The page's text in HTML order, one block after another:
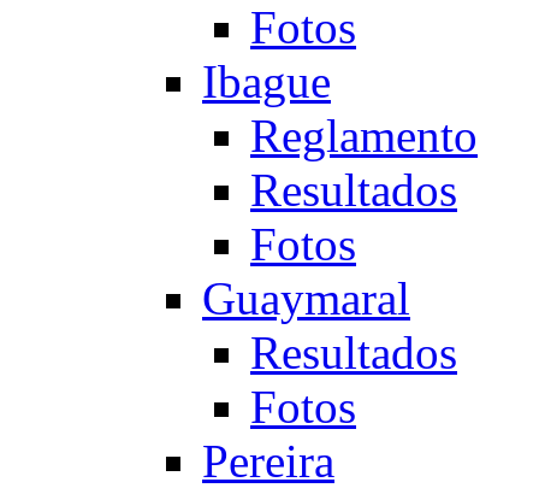
Fotos
Ibague
Reglamento
Resultados
Fotos
Guaymaral
Resultados
Fotos
Pereira